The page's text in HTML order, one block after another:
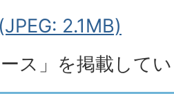
2.1MB)
ース」を掲載して